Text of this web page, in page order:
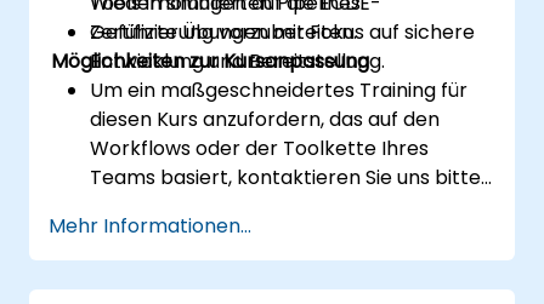
Zertifizierung vorzubereiten.
Geführte Übungen mit Fokus auf sichere
Entwicklung und Bereitstellung.
Möglichkeiten zur Kursanpassung
Um ein maßgeschneidertes Training für
diesen Kurs anzufordern, das auf den
Workflows oder der Toolkette Ihres
Teams basiert, kontaktieren Sie uns bitte
Mehr Informationen...